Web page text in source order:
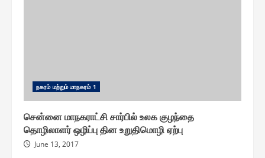
ந௧ரம் மற்றும் மாந௧ரம் 1
சென்னை மாநகராட்சி சார்பில் உலக குழந்தை
தொழிலாளர் ஒழிப்பு தின உறுதிமொழி ஏற்பு
June 13, 2017